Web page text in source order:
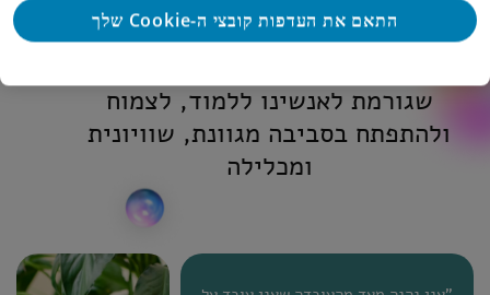
שגורמת לאנשינו ללמוד, לצמוח
ולהתפתח בסביבה מגוונת, שוויונית
ומכלילה
התאם את העדפות קובצי ה-Cookie שלך